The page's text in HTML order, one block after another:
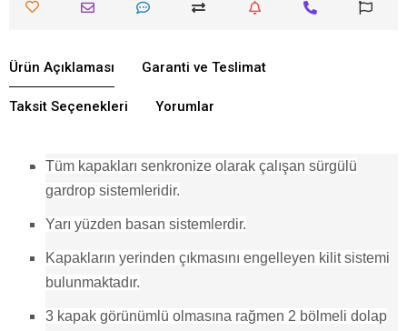
Ürün Açıklaması Garanti ve Teslimat
Taksit Seçenekleri Yorumlar
Tüm kapakları senkronize olarak çalışan sürgülü
gardrop sistemleridir.
Yarı yüzden basan sistemlerdir.
Kapakların yerinden çıkmasını engelleyen kilit sistemi
bulunmaktadır.
3 kapak görünümlü olmasına rağmen 2 bölmeli dolap